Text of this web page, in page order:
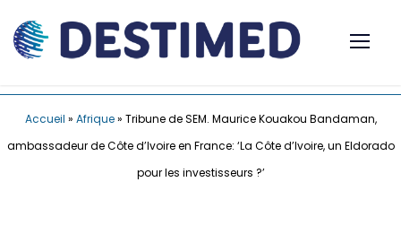
Accueil » Afrique» Tribune de SEM. Maurice Kouakou Bandaman,
ambassadeur de Côte d’Ivoire en France: ‘La Côte d’Ivoire, un Eldorado
pour les investisseurs ?’